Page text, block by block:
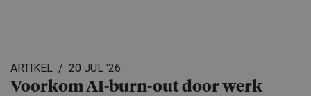
ARTIKEL 20 JUL '26
Voorkom AI-burn-out door werk